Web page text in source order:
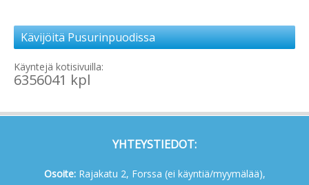
Kävijöitä Pusurinpuodissa
Käyntejä kotisivuilla:
6356041 kpl
YHTEYSTIEDOT:
Osoite:Rajakatu 2, Forssa (ei käyntiä/myymälää),